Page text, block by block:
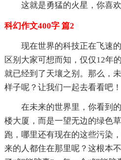
这就是勇猛的火星，你喜
科幻作文400字 篇2
现在世界的科技正在飞速
区别大家可想而知，仅仅12年
就已经到了天壤之别。那么，
样子呢？让我们一起去看看吧！
在未来的世界里，你看到
楼大厦，而是一望无边的绿色
跑，哪里还有现在的这些污染
来的人都住在那里呢？这根本